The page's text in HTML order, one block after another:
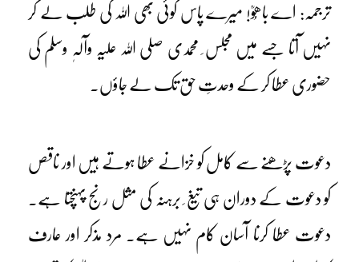
ترجمہ: اے باھُوؒ! میرے پاس کوئی بھی اللہ کی طلب لے کر
نہیں آتا جسے میں مجلس ِ محمدی صلی اللہ علیہ وآلہٖ وسلم کی
حضوری عطا کر کے وحدتِ حق تک لے جاؤں۔
دعوت پڑھنے سے کامل کو خزانے عطا ہوتے ہیں اور ناقص
کو دعوت کے دوران ہی تیغ ِ برہنہ کی مثل رنج پہنچتا ہے۔
دعوت عطا کرنا آسان کام نہیں ہے۔ مرد مذکر اور عارف